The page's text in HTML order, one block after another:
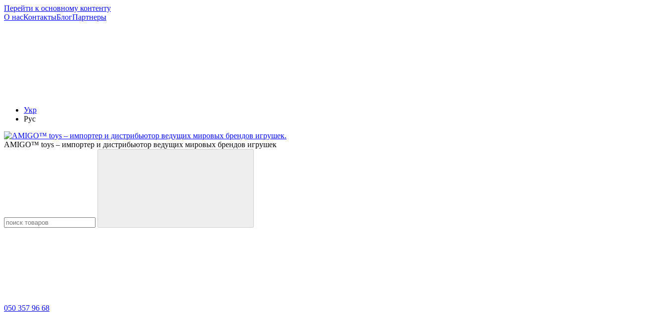
Перейти к основному контенту
О насКонтактыБлогПартнеры
Укр
Рус
AMIGO™ toys – импортер и дистрибьютор ведущих мировых брендов игрушек
050 357 96 68